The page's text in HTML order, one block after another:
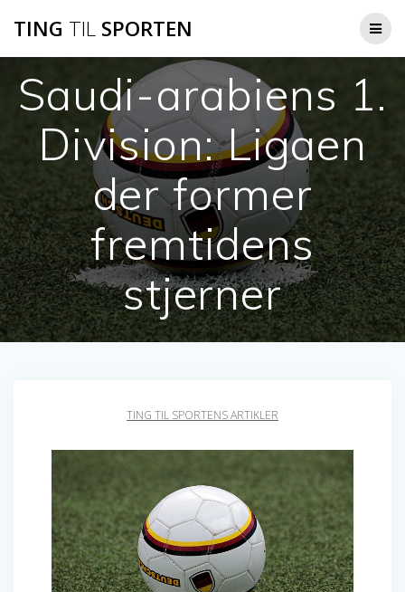
TING TIL SPORTEN
Saudi-arabiens 1.
Division: Ligaen
der former
fremtidens
stjerner
TING TIL SPORTENS ARTIKLER